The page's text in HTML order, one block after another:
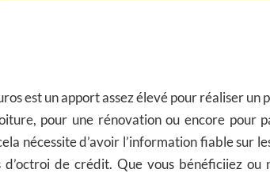
est un apport assez élevé pour réaliser un
pour une rénovation ou encore pour
nécessite d’avoir l’information fiable sur
d’octroi de crédit. Que vous bénéficiiez ou